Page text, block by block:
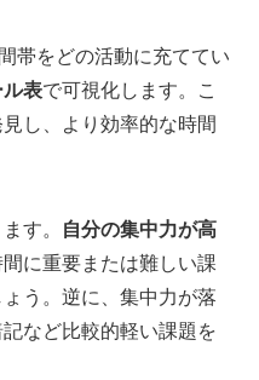
帯をどの活動に充ててい
ル表で可視化します。こ
し、より効率的な時間
す。
自分の集中力が高
に重要または難しい課
う。逆に、集中力が落
など比較的軽い課題を